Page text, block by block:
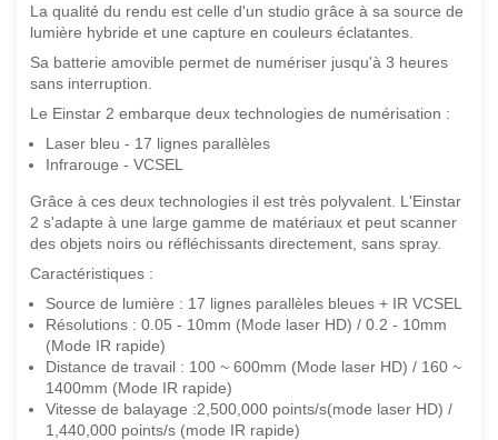
La qualité du rendu est celle d'un studio grâce à sa source de
lumière hybride et une capture en couleurs éclatantes.
Sa batterie amovible permet de numériser jusqu'à 3 heures
sans interruption.
Le Einstar 2 embarque deux technologies de numérisation :
Laser bleu - 17 lignes parallèles
Infrarouge - VCSEL
Grâce à ces deux technologies il est très polyvalent. L'Einstar
2 s'adapte à une large gamme de matériaux et peut scanner
des objets noirs ou réfléchissants directement, sans spray.
Caractéristiques :
Source de lumière : 17 lignes parallèles bleues + IR VCSEL
Résolutions : 0.05 - 10mm (Mode laser HD) / 0.2 - 10mm
(Mode IR rapide)
Distance de travail : 100 ~ 600mm (Mode laser HD) / 160 ~
1400mm (Mode IR rapide)
Vitesse de balayage :2,500,000 points/s(mode laser HD) /
1,440,000 points/s (mode IR rapide)